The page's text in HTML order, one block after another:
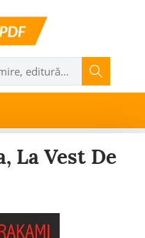
La Vest De